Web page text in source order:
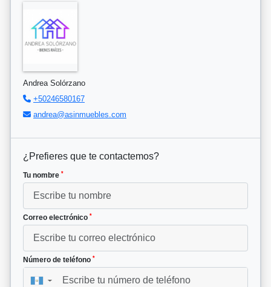
Andrea Solórzano
+50246580167
andrea@asinmuebles.com
¿Prefieres que te contactemos?
Tu nombre *
Correo electrónico *
Número de teléfono *
▼